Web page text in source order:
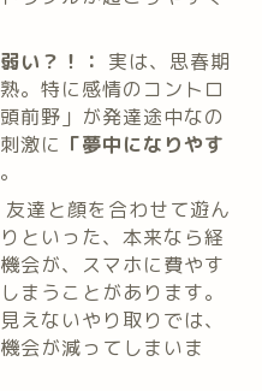
い？！： 実は、思春期
。特に感情のコントロ
前野」が発達途中なの
激に 「夢中になりやす
友達と顔を合わせて遊ん
といった、本来なら経
会が、スマホに費やす
まうことがあります。
えないやり取りでは、
会が減ってしまいま